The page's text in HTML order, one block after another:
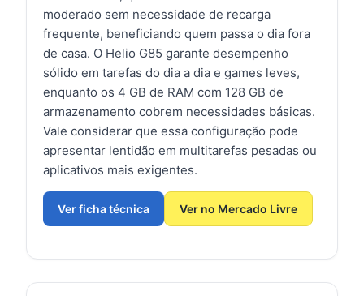
moderado sem necessidade de recarga
frequente, beneficiando quem passa o dia fora
de casa. O Helio G85 garante desempenho
sólido em tarefas do dia a dia e games leves,
enquanto os 4 GB de RAM com 128 GB de
armazenamento cobrem necessidades básicas.
Vale considerar que essa configuração pode
apresentar lentidão em multitarefas pesadas ou
aplicativos mais exigentes.
Ver ficha técnica Ver no Mercado Livre